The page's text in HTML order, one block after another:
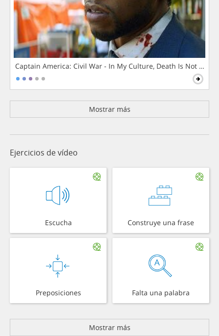
Captain America: Civil War - In My Culture, Death Is Not The
Mostrar más
Ejercicios de vídeo
Escucha Construye una frase
Preposiciones Falta una palabra
Mostrar más